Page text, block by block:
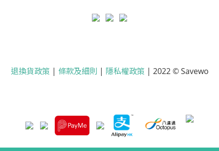
退換貨政策 | 條款及細則 | 隱私權政策 | 2022 © Savewo